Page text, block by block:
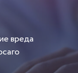
вреда